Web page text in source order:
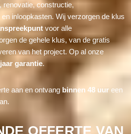
renovatie, constructie,
inloopkasten. Wij verzorgen de klus
voor alle
de gehele klus, van de gratis
van het project. Op al onze
garantie.
aan en ontvang binnen 48 uureen